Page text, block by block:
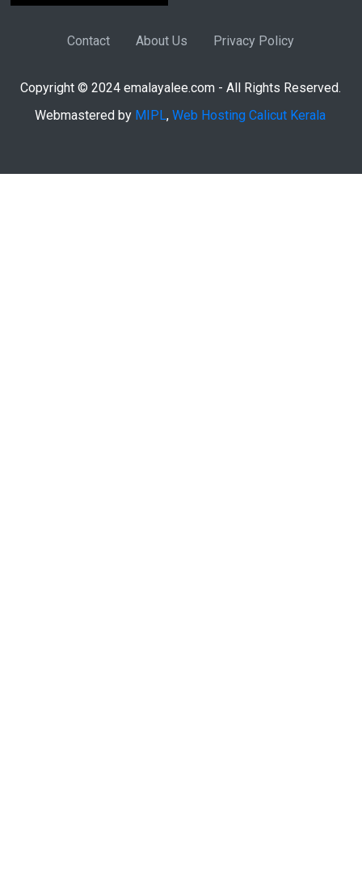
Contact About Us Privacy Policy
Copyright © 2024 emalayalee.com - All Rights Reserved.
Webmastered by MIPL, Web Hosting Calicut Kerala